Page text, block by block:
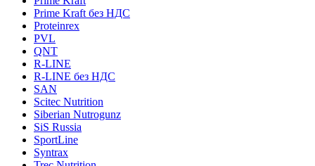
Prime Kraft без НДС
Proteinrex
PVL
QNT
R-LINE
R-LINE без НДС
SAN
Scitec Nutrition
Siberian Nutrogunz
SiS Russia
SportLine
Syntrax